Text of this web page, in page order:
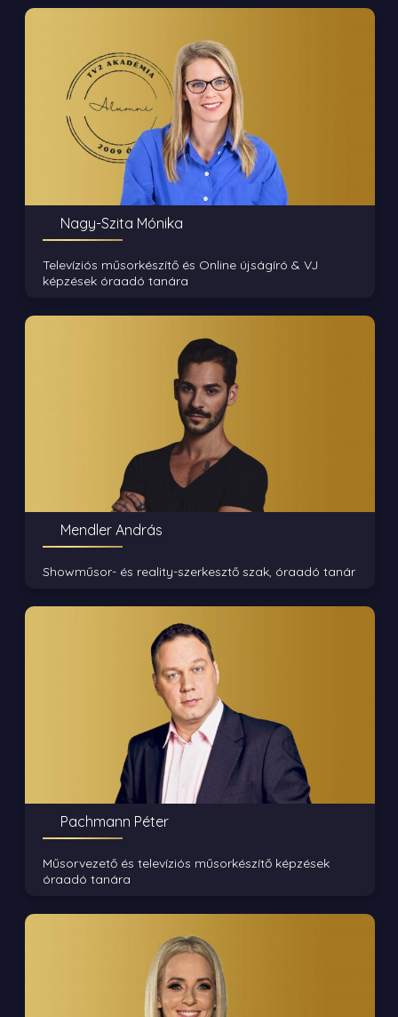
Nagy-Szita Mónika
Televíziós műsorkészítő és Online újságíró & VJ
képzések óraadó tanára
Mendler András
Showműsor- és reality-szerkesztő szak, óraadó tanár
Pachmann Péter
Műsorvezető és televíziós műsorkészítő képzések
óraadó tanára